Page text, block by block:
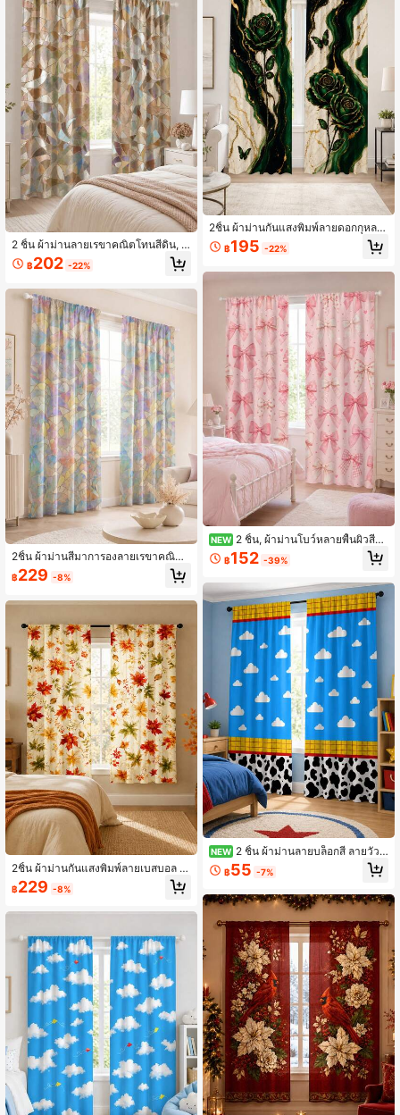
2 ชิ้น ผ้าม่านลายเรขาคณิตโทนสีดิน, ผ้
าม่านกันแสงพิมพ์ลายใบไม้แบบนามธร
รมสไตล์ฟาร์มเฮาส์สมัยใหม่, ผ้าม่านกัน
ะห้องนอน, สิ่งทอในบ้านสีกลาง
฿202 -22%
2ชิ้น ผ้าม่านสีมาการองลายเรขาคณิตป
ะติดปะต่อ, ผ้าม่านโปร่งแสงลายกลีบดอ
กไม้แบบนามธรรมสมัยใหม่, สไตล์นอร์
อในบ้าน
฿229 -8%
2ชิ้น ผ้าม่านกันแสงพิมพ์ลายเบสบอล &
โดนัท, ช่องใส่แท่ง, วัสดุโพลีเอสเตอร์สีช
มพู & สีน้ำเงิน, สไตล์กีฬา & ขนมหวาน,
฿229 -8%
2ชิ้น ผ้าม่านกันแสงพิมพ์ลายดอกกุหลา
บหยก สไตล์กระเป๋าแท่ง วัสดุโพลีเอสเต
อร์ลายหินอ่อน สไตล์วินเทจหรูหรา ตกแ
นั่งเล่น การตกแต่งหน้าต่างที่หรูหรา เฟ
฿195 -22%
NEW 2 ชิ้น, ผ้าม่านโบว์หลายพื้นผิวสีช
มพู, ช่องใส่แท่งโพลีเอสเตอร์, พิมพ์ลาย
ตารางลายจุดซาติน, ตกแต่งหัวใจฟอย
ครัวแบบโรแมนติก
฿152 -39%
NEW 2 ชิ้น ผ้าม่านลายบล็อกสี ลายวัวแ
ละเมฆ แบบมีช่องใส่แท่ง ผ้าโพลีเอสเตอ
ร์ พิมพ์แบบอเมริกันสไตล์ ผ้าม่านแฟชั่น
฿55 -7%